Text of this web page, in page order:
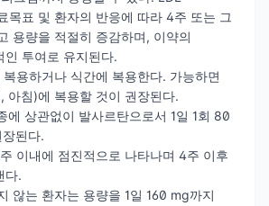
목표 및 환자의 반응에 따라 4주 또는 그
용량을 적절히 증감하며, 이약의
인 투여로 유지된다.
용하거나 식간에 복용한다. 가능하면
아침)에 복용할 것이 권장된다.
에 상관없이 발사르탄으로서 1일 1회 80
된다.
이내에 점진적으로 나타나며 4주 이후
다.
않는 환자는 용량을 1일 160 mg까지